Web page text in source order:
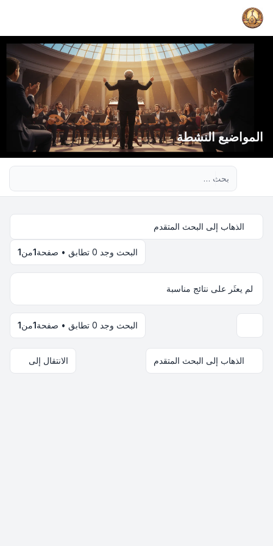
المواضيع النشطة
الذهاب إلى البحث المتقدم
البحث وجد 0 تطابق • صفحة 1من1
لم يعثَر على نتائج مناسبة
البحث وجد 0 تطابق • صفحة 1من1
الذهاب إلى البحث المتقدم الانتقال إلى